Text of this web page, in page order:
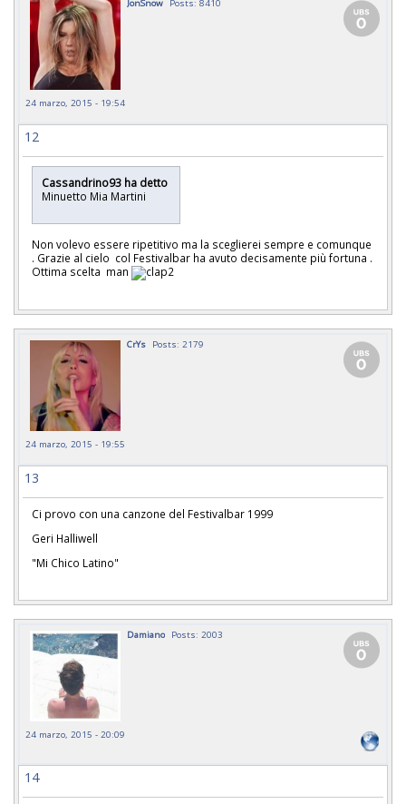
JonSnow Posts: 8410
24 marzo, 2015 - 19:54
12
Cassandrino93 ha detto
Minuetto Mia Martini
Non volevo essere ripetitivo ma la sceglierei sempre e comunque
. Grazie al cielo col Festivalbar ha avuto decisamente più fortuna .
Ottima scelta man
CrYs Posts: 2179
24 marzo, 2015 - 19:55
13
Ci provo con una canzone del Festivalbar 1999
Geri Halliwell
"Mi Chico Latino"
Damiano Posts: 2003
24 marzo, 2015 - 20:09
14